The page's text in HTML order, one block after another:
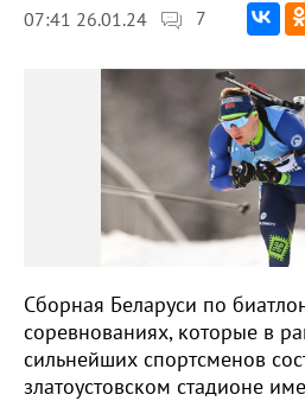
07:41 26.01.24 7
Сборная Беларуси по
соревнованиях, которые в
сильнейших спортсменов
златоустовском стадионе